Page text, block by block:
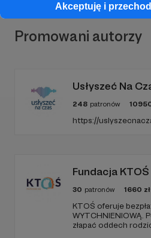
Akceptuję i
Promowani autorzy
Usłyszeć Na
248 patronów
https://
Fundacja KTOŚ
30 patronów 1660 zł
KTOŚ oferuje
WYTCHNIENIOWĄ.
złapać oddech